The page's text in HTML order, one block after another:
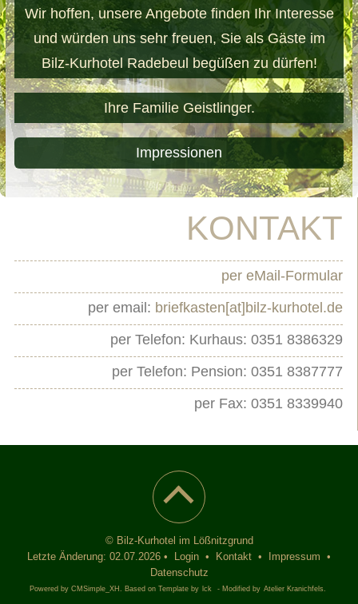
Wir hoffen, unsere Angebote finden Ihr Interesse
und würden uns sehr freuen, Sie als Gäste im
Bilz-Kurhotel Radebeul begüßen zu dürfen!
Ihre Familie Geistlinger.
Impressionen
KONTAKT
per eMail-Formular
per email: briefkasten[at]bilz-kurhotel.de
per Telefon: Kurhaus: 0351 8386329
per Telefon: Pension: 0351 8387777
per Fax: 0351 8339940
© Bilz-Kurhotel im Lößnitzgrund
Letzte Änderung: 02.07.2026 •
Login • Kontakt • Impressum
•
Datenschutz
Powered by CMSimple_XH. Based on Template by lck - Modified by Atelier Kranichfels.